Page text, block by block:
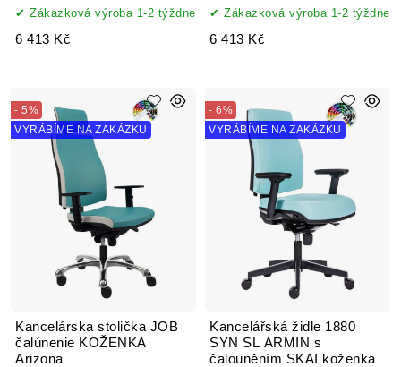
Zákazková výroba 1-2 týždne
6 413 Kč
MYSTIC
Zákazková výroba 1-2 týždne
6 413 Kč
Kancelárska stolička JOB
čalúnenie KOŽENKA
Arizona
- 5%
VYRÁBÍME NA ZAKÁZKU
Kancelářská židle 1880
SYN SL ARMIN s
čalouněním SKAI koženka
- 6%
VYRÁBÍME NA ZAKÁZKU